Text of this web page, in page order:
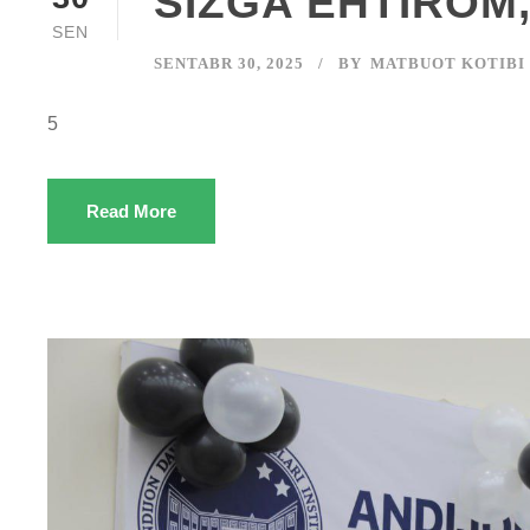
SEN
SENTABR 30, 2025 BY MATBUOT KOTIBI
5
Read More